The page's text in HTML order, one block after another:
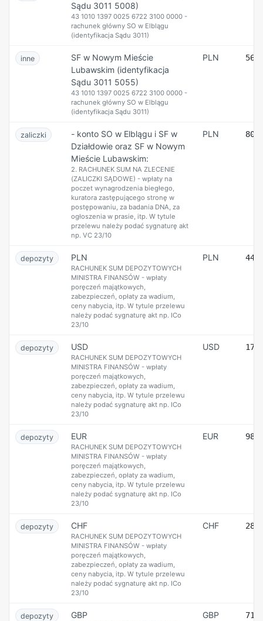
Sądu 3011 5008)
43 1010 1397 0025 6722 3100 0000 -
rachunek główny SO w Elblągu
(identyfikacja Sądu 3011)
inne
SF w Nowym Mieście
Lubawskim (identyfikacja
Sądu 3011 5055)
43 1010 1397 0025 6722 3100 0000 -
rachunek główny SO w Elblągu
(identyfikacja Sądu 3011)
PLN 56
zaliczki
- konto SO w Elblągu i SF w
Działdowie oraz SF w Nowym
Mieście Lubawskim:
2. RACHUNEK SUM NA ZLECENIE
(ZALICZKI SĄDOWE) - wpłaty na
poczet wynagrodzenia biegłego,
kuratora zastępującego stronę w
postępowaniu, za badania DNA, za
ogłoszenia w prasie, itp. W tytule
przelewu należy podać sygnaturę akt
np. VC 23/10
PLN 80
depozyty PLN
RACHUNEK SUM DEPOZYTOWYCH
MINISTRA FINANSÓW - wpłaty
poręczeń majątkowych,
zabezpieczeń, opłaty za wadium,
ceny nabycia, itp. W tytule przelewu
należy podać sygnaturę akt np. ICo
23/10
PLN 44
depozyty USD
RACHUNEK SUM DEPOZYTOWYCH
MINISTRA FINANSÓW - wpłaty
poręczeń majątkowych,
zabezpieczeń, opłaty za wadium,
ceny nabycia, itp. W tytule przelewu
należy podać sygnaturę akt np. ICo
23/10
USD 17
depozyty EUR
RACHUNEK SUM DEPOZYTOWYCH
MINISTRA FINANSÓW - wpłaty
poręczeń majątkowych,
zabezpieczeń, opłaty za wadium,
ceny nabycia, itp. W tytule przelewu
należy podać sygnaturę akt np. ICo
23/10
EUR 98
depozyty CHF
RACHUNEK SUM DEPOZYTOWYCH
MINISTRA FINANSÓW - wpłaty
poręczeń majątkowych,
zabezpieczeń, opłaty za wadium,
ceny nabycia, itp. W tytule przelewu
należy podać sygnaturę akt np. ICo
23/10
CHF 28
depozyty GBP GBP 71